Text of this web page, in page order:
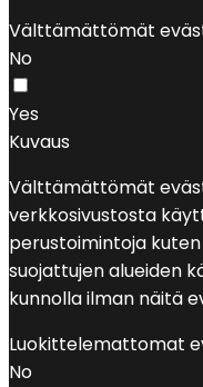
Välttämättömät
No
Yes
Kuvaus
Välttämättömät
verkkosivustosta
perustoimintoja
suojattujen alueiden
kunnolla ilman näitä
Luokittelemattomat
No